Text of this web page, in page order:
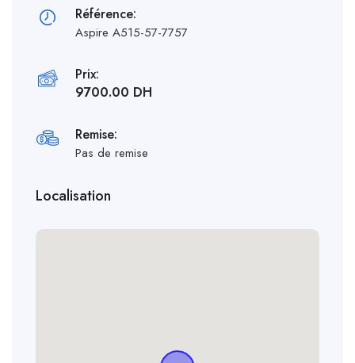
Référence:
Aspire A515-57-7757
Prix:
9700.00 DH
Remise:
Pas de remise
Localisation